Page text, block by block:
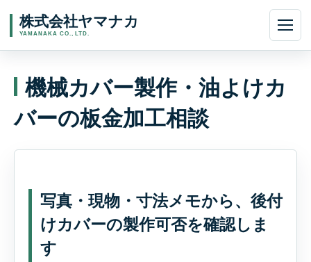
機械カバー製作・油よけカ
バーの板金加工相談
写真・現物・寸法メモから、後付
けカバーの製作可否を確認しま
す